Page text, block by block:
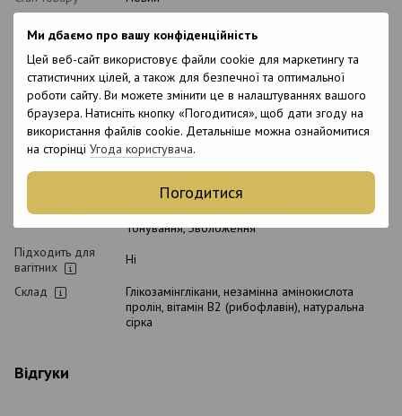
Ми дбаємо про вашу конфіденційність
Цей веб-сайт використовує файли cookie для маркетингу та
статистичних цілей, а також для безпечної та оптимальної
роботи сайту. Ви можете змінити це в налаштуваннях вашого
браузера. Натисніть кнопку «Погодитися», щоб дати згоду на
використання файлів cookie. Детальніше можна ознайомитися
на сторінці Угода користувача.
Погодитися
Вид косметики
Крем для волосся
Класифікація
косметики
Професійна
Тип домашнього
догляду
Післяпроцедурний
Тип волосся
Всі типи волосся
Тип шкіри
Призначення
Для росту волосся, Від лупи, Живлення,
Тонування, Зволоження
Підходить для
вагітних
Ні
Склад
Глікозамінглікани, незамінна амінокислота
пролін, вітамін В2 (рибофлавін), натуральна
сірка
Відгуки